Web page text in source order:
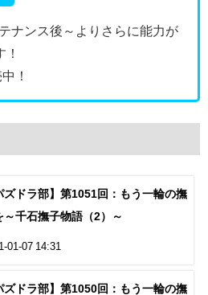
ナンス後～よりさらに能力が
！
ズドラ部】第1051回：もう一輪の撫
～千石撫子物語（2）～
01-07 14:31
ズドラ部】第1050回：もう一輪の撫